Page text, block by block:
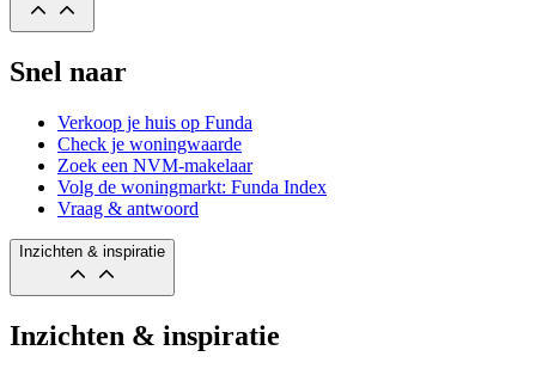
Snel naar
Verkoop je huis op Funda
Check je woningwaarde
Zoek een NVM-makelaar
Volg de woningmarkt: Funda Index
Vraag & antwoord
Inzichten & inspiratie
Inzichten & inspiratie